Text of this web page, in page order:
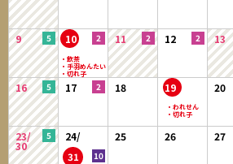
9 10 11 12 13
16 17 18 19 20
23/
30
24/
31
25 26 27